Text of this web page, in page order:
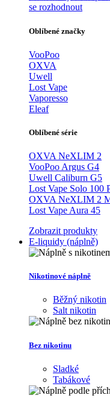
se rozhodnout
Oblíbené značky
VooPoo
OXVA
Uwell
Lost Vape
Vaporesso
Eleaf
Oblíbené série
OXVA NeXLIM 2
VooPoo Argus G4
Uwell Caliburn G5
Lost Vape Solo 100
OXVA NeXLIM 2
Lost Vape Aura 45
Zobrazit produkty
E-liquidy (náplně)
Nikotinové náplně
Běžný nikotin
Salt nikotin
Bez nikotinu
Sladké
Tabákové